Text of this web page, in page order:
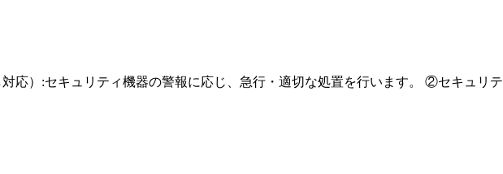
応）:セキュリティ機器の警報に応じ、急行・適切な処置を行います。 ②セキュリ